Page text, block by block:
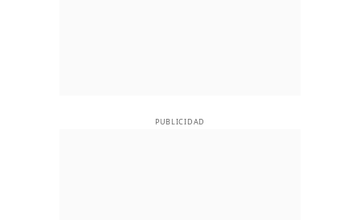
PUBLICIDAD